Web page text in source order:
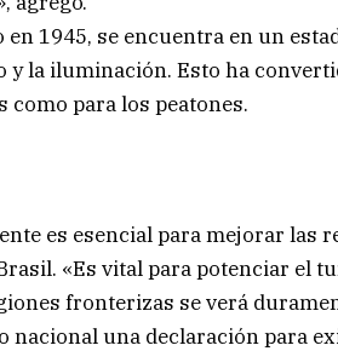
1945, se encuentra en un
y la iluminación. Esto ha
como para los peatones.
es esencial para mejorar las
«Es vital para potenciar el
fronterizas se verá
nacional una declaración para